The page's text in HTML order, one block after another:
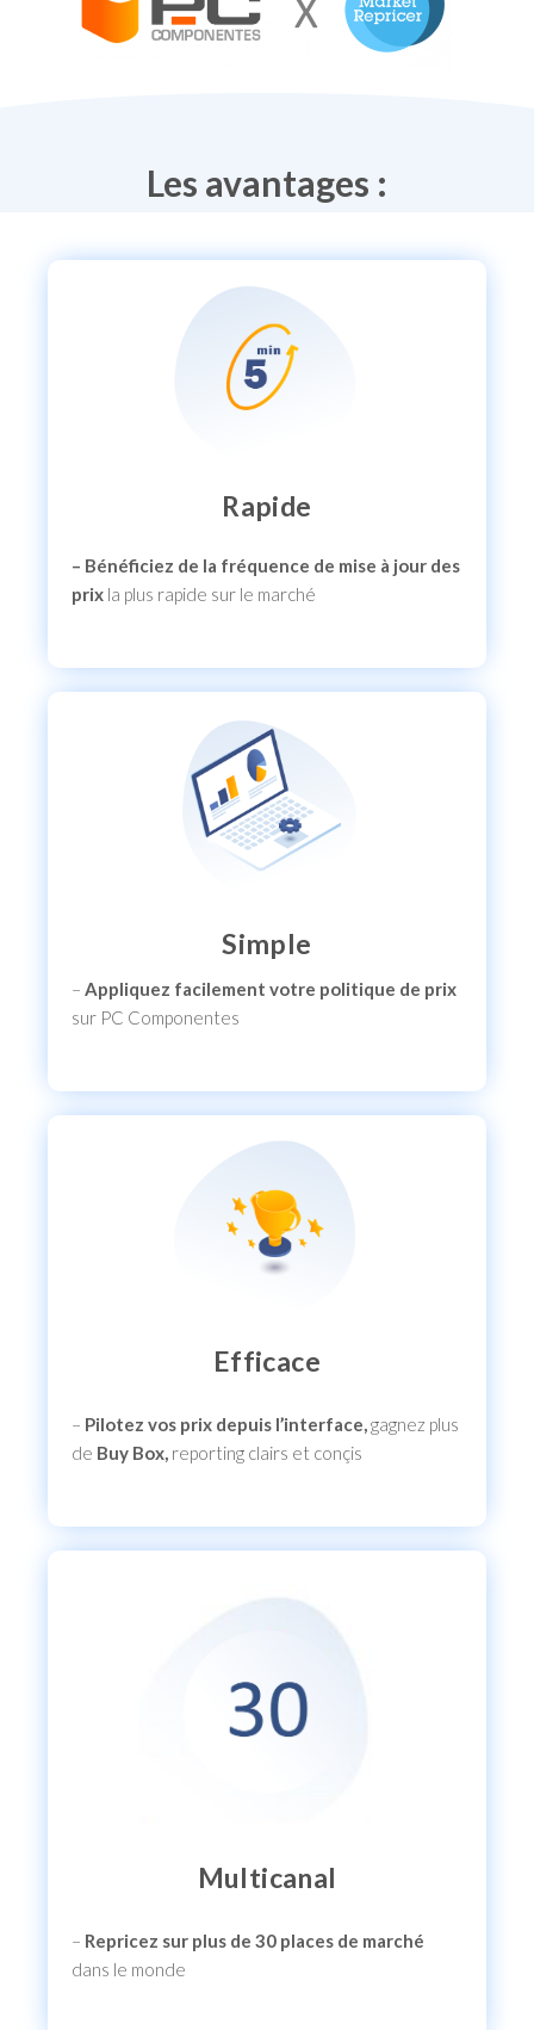
Les avantages :
Rapide
– Bénéficiez de la fréquence de mise à jour des
prix la plus rapide sur le marché
Simple
– Appliquez facilement votre politique de prix
sur PC Componentes
Efficace
– Pilotez vos prix depuis l’interface,gagnez plus
de Buy Box, reporting clairs et conçis
Multicanal
– Repricez sur plus de 30 places de marché
dans le monde